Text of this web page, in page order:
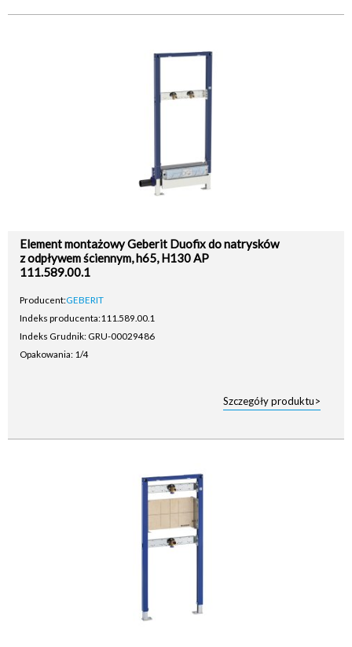
Element montażowy Geberit Duofix do natrysków
z odpływem ściennym, h65, H130 AP
111.589.00.1
Producent:GEBERIT
Indeks producenta:111.589.00.1
Indeks Grudnik: GRU-00029486
Opakowania: 1/4
Szczegóły produktu>